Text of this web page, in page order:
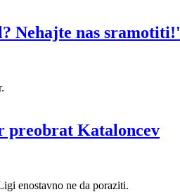
Nehajte nas sramotiti!'
preobrat Kataloncev
enostavno ne da poraziti.